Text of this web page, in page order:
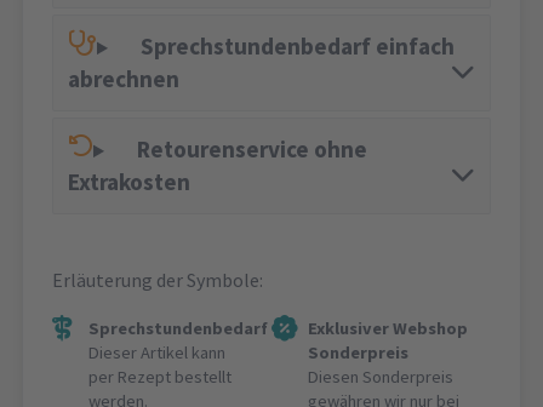
Sprechstundenbedarf einfach
abrechnen
Retourenservice ohne
Extrakosten
Erläuterung der Symbole:
Sprechstundenbedarf
Dieser Artikel kann
per Rezept bestellt
werden.
Exklusiver Webshop
Sonderpreis
Diesen Sonderpreis
gewähren wir nur bei